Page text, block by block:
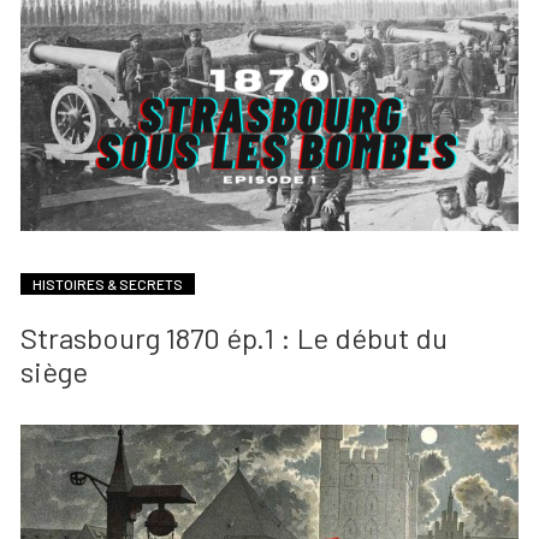
HISTOIRES & SECRETS
Strasbourg 1870 ép.1 : Le début du
siège